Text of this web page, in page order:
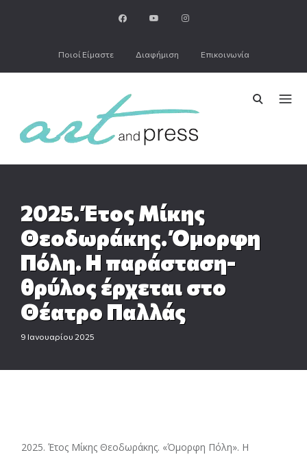
Ποιοί Είμαστε Διαφήμιση Επικοινωνία
2025. Έτος Μίκης
Θεοδωράκης. Όμορφη
Πόλη. Η παράσταση-
θρύλος έρχεται στο
Θέατρο Παλλάς
9 Ιανουαρίου 2025
Έτος Μίκης Θεοδωράκης. «Όμορφη Πόλη». Η